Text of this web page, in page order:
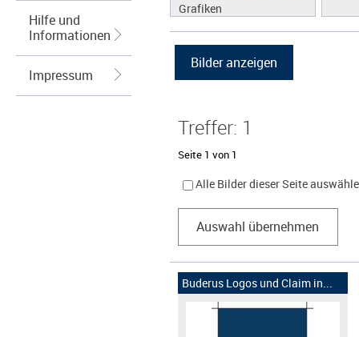
Hilfe und
Informationen
Impressum
Grafiken
Treffer: 1
Seite 1 von 1
Alle Bilder dieser Seite
Auswahl übernehmen
Buderus Logos und Claim in...